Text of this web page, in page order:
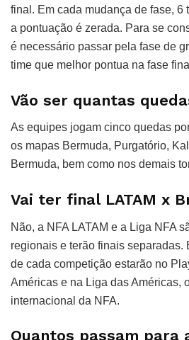
final. Em cada mudança de fase, 6
a pontuação é zerada. Para se
é necessário passar pela fase de
time que melhor pontua na fase
Vão ser quantas
As equipes jogam cinco quedas
os mapas Bermuda, Purgatório,
Bermuda, bem como nos demais
Vai ter final LATAM x
Não, a NFA LATAM e a Liga NFA
regionais e terão finais separadas.
de cada competição estarão no
Américas e na Liga das Américas,
internacional da NFA.
Quantos passam para